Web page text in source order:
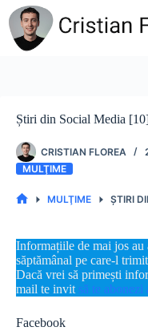
Sari
conținut
Știri din Social Media
CRISTIAN FLOREA
MULŢIME
MULŢIME ȘTIRI
Informațiile de mai jos
săptămânal pe care-l
Dacă vrei să primești
mail te invit să te abonezi
Facebook